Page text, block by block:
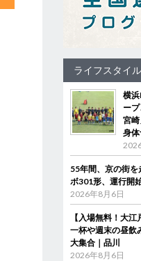
ライフスタイル
横
ー
宮
身
55年間、京の街
ボ301形、運行開
2026年8月6日
【入場無料！大
一杯や週末の昼飲
大集合｜品川
2026年8月6日